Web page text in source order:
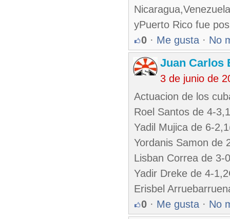
yPuerto Rico fue
0 · Me gusta · No
Juan Carlos
3 de junio de
Actuacion de los
Roel Santos de 4-
Yadil Mujica de 6-
Yordanis Samon de
Lisban Correa de 3-
Yadir Dreke de 4-
Erisbel
0 · Me gusta · No